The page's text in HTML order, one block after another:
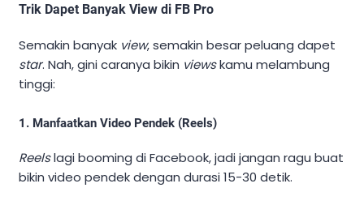
Trik Dapet Banyak View di FB Pro
Semakin banyak view, semakin besar peluang dapet
star. Nah, gini caranya bikin viewskamu melambung
tinggi:
1. Manfaatkan Video Pendek (Reels)
Reelslagi booming di Facebook, jadi jangan ragu buat
bikin video pendek dengan durasi 15-30 detik.